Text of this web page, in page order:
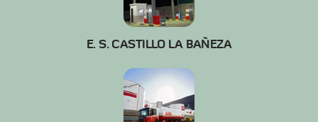
E. S. CASTILLO LA BAÑEZA